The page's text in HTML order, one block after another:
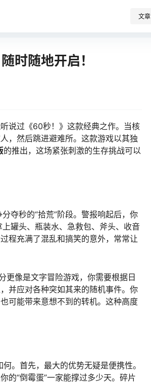
文章
时随地开启！
说过《60秒！》这款经典之作。当核
，然后跳进避难所。这款游戏以其独
的推出，这场紧张刺激的生存挑战可以
夺秒的“拾荒”阶段。警报响起后，你
罐头、瓶装水、急救包、斧头、收音
程充满了混乱和搞笑的意外，常常让
像是文字冒险游戏，你需要根据日
并应对各种突如其来的随机事件。你
可能带来意想不到的转机。这种高度
何。首先，最大的优势无疑是便携性。
的“倒霉蛋”一家能撑过多少天。碎片